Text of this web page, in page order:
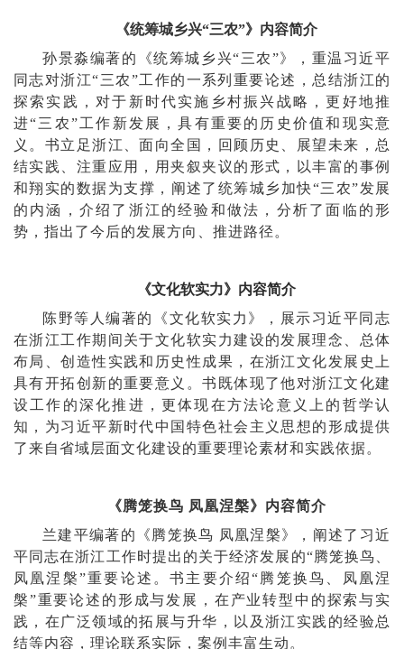
《统筹城乡兴“三农”》内容简介
孙景淼编著的《统筹城乡兴“三农”》，重温习近平
同志对浙江“三农”工作的一系列重要论述，总结浙江的
探索实践，对于新时代实施乡村振兴战略，更好地推
进“三农”工作新发展，具有重要的历史价值和现实意
义。书立足浙江、面向全国，回顾历史、展望未来，总
结实践、注重应用，用夹叙夹议的形式，以丰富的事例
和翔实的数据为支撑，阐述了统筹城乡加快“三农”发展
的内涵，介绍了浙江的经验和做法，分析了面临的形
势，指出了今后的发展方向、推进路径。
《文化软实力》 内容简介
陈野等人编著的
《文化软实力》，
展示习近平同志
在浙江工作期间关于文化软实力建设的发展理念、总体
布局、创造性实践和历史性成果，在浙江文化发展史上
具有开拓创新的重要意义。书既体现了他对浙江文化建
设工作的深化推进，更体现在方法论意义上的哲学认
知，为习近平新时代中国特色社会主义思想的形成提供
了来自省域层面文化建设的重要理论素材和实践依据。
《腾笼换鸟 凤凰涅槃》内容简介
兰建平编著的《腾笼换鸟 凤凰涅槃》，阐述了习近
平同志在浙江工作时提出的关于经济发展的“腾笼换鸟、
凤凰涅槃”重要论述。书 主要介绍“腾笼换鸟、凤凰涅
槃”重要论述的形成与发展，在产业转型中的探索与实
践，在广泛领域的拓展与升华，以及浙江实践的经验总
结等内容，理论联系实际，案例丰富生动。